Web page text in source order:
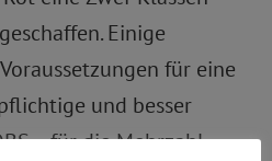
Einige
für eine
und besser
– für die Mehrzahl